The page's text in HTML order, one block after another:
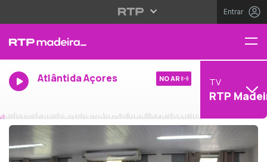
Entrar
Atlântida Açores NO AR TV
RTP